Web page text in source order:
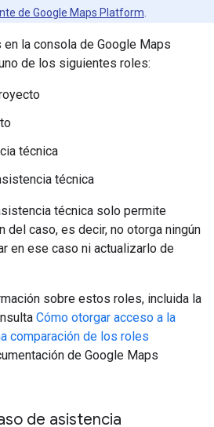
de Google Maps Platform
la consola de Google Maps
de los siguientes roles:
técnica
técnica
técnica solo permite
del caso, es decir, no otorga ningún
en ese caso ni actualizarlo de
sobre estos roles, incluida la
Cómo otorgar acceso a la
comparación de los roles
de Google Maps
de asistencia